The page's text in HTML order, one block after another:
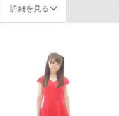
詳細を見る